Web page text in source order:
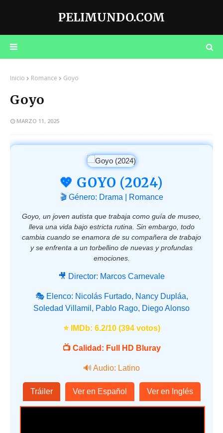
PELIMUNDO.COM
Inicio Romance Goyo
Goyo
MARZO 11, 2025
💖 GOYO (2024)
🎬 Género: Drama | Romance
Goyo, un joven autista que trabaja como guía de museo,
lleva una vida bajo estricta rutina. Sin embargo, todo
cambia cuando se enamora de su compañera de trabajo
y se enfrenta a un torbellino de nuevas y profundas
emociones.
🎥 Director: Marcos Carnevale
🎭 Elenco: Nicolás Furtado, Nancy Dupláa,
Soledad Villamil, Pablo Rago, Diego Alonso
⭐ IMDb: 6.2/10 (394 votos)
📺 Calidad: Full HD Bluray
🔊 Audio: Latino
Tráiler Ver en Español Ver en Inglés